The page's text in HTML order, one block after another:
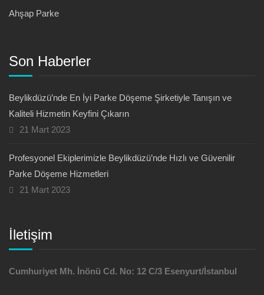
Ahşap Parke
Son Haberler
Beylikdüzü’nde En İyi Parke Döşeme Şirketiyle Tanışın ve
Kaliteli Hizmetin Keyfini Çıkarın
21 Mart 2023
Profesyonel Ekiplerimizle Beylikdüzü’nde Hızlı ve Güvenilir
Parke Döşeme Hizmetleri
21 Mart 2023
İletişim
Cumhuriyet Mh. İnönü Cd. No: 12 C/3 Esenyurt/İstanbul